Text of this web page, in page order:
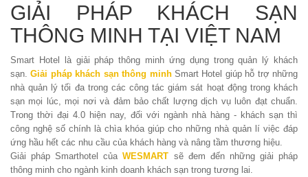
GIẢI PHÁP KHÁCH SẠN
THÔNG MINH TẠI VIỆT NAM
Smart Hotel là giải pháp thông minh ứng dụng trong quản lý khách
sạn.Giải pháp khách sạn thông minhSmart Hotel giúp hỗ trợ những
nhà quản lý tối đa trong các công tác giám sát hoạt động trong khách
sạn mọi lúc, mọi nơi và đảm bảo chất lượng dịch vụ luôn đạt chuẩn.
Trong thời đại 4.0 hiện nay, đối với ngành nhà hàng - khách sạn thì
công nghệ số chính là chìa khóa giúp cho những nhà quản lí việc đáp
ứng hầu hết các nhu cầu của khách hàng và nâng tầm thương hiệu.
Giải pháp Smarthotel củaWESMART sẽ đem đến những giải pháp
thông minh cho ngành kinh doanh khách sạn trong tương lai.